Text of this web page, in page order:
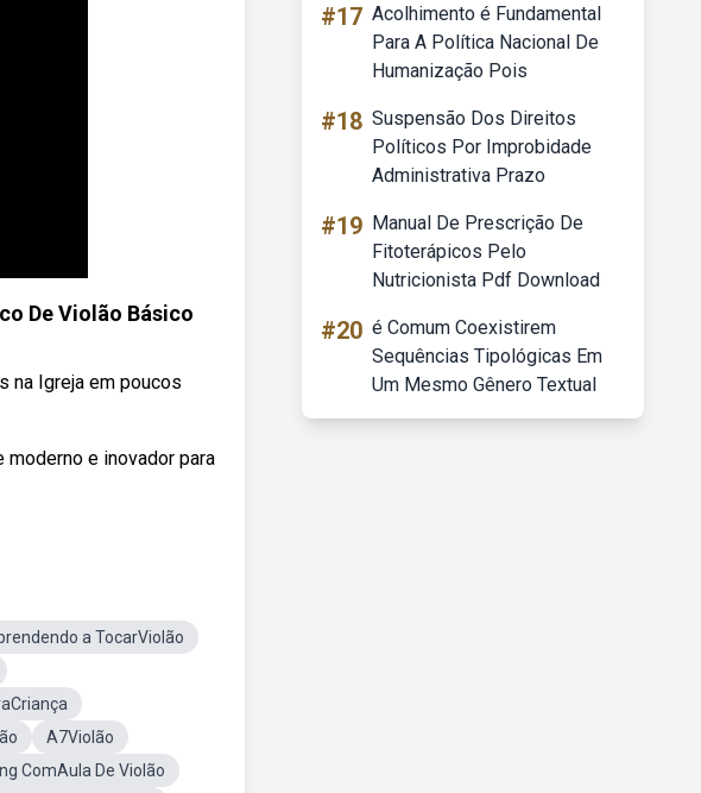
De Violão Básico
na Igreja em poucos
moderno e inovador para
a TocarViolão
A7Violão
ComAula De Violão
#17 Acolhimento é Fundamental
Para A Política Nacional De
Humanização Pois
#18 Suspensão Dos Direitos
Políticos Por Improbidade
Administrativa Prazo
#19 Manual De Prescrição De
Fitoterápicos Pelo
Nutricionista Pdf Download
#20 é Comum Coexistirem
Sequências Tipológicas Em
Um Mesmo Gênero Textual